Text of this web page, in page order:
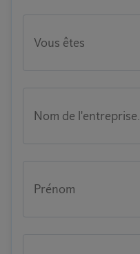
Vous êtes
Nom de l'entreprise.
Prénom